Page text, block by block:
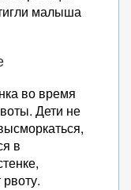
малыша
во время
Дети не
в